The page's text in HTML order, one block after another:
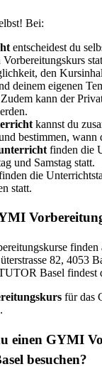
Bei:
entscheidest du
Vorbereitungskurs
den
deinem eigenen
kann der
kannst du
bestimmen,
finden die
und Samstag statt.
die
statt.
82, 4053
Basel findest
für das
einen GYMI
besuchen?